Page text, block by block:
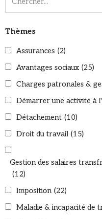
Thèmes
Assurances (2)
Avantages sociaux (25)
Charges patronales &
Démarrer une activité à
Détachement (10)
Droit du travail (15)
Gestion des salaires
(12)
Imposition (22)
Maladie & incapacité de